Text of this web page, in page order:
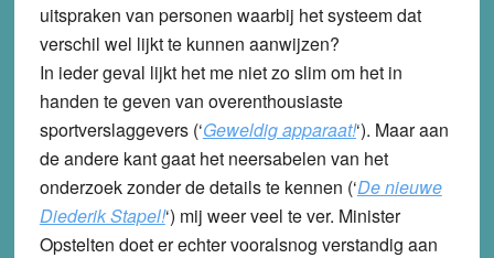
uitspraken van personen waarbij het systeem dat
verschil wel lijkt te kunnen aanwijzen?
In ieder geval lijkt het me niet zo slim om het in
handen te geven van overenthousiaste
sportverslaggevers (‘Geweldig apparaat!‘). Maar aan
de andere kant gaat het neersabelen van het
onderzoek zonder de details te kennen (‘De nieuwe
Diederik Stapel!‘) mij weer veel te ver. Minister
Opstelten doet er echter vooralsnog verstandig aan